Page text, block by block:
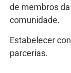
de membros da
comunidade.
Estabelecer
parcerias.